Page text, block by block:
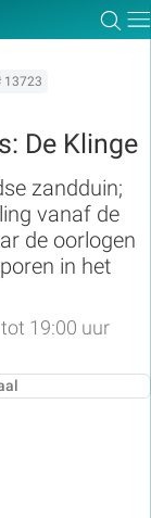
13723
De Klinge
zandduin;
vanaf de
de oorlogen
in het
19:00 uur